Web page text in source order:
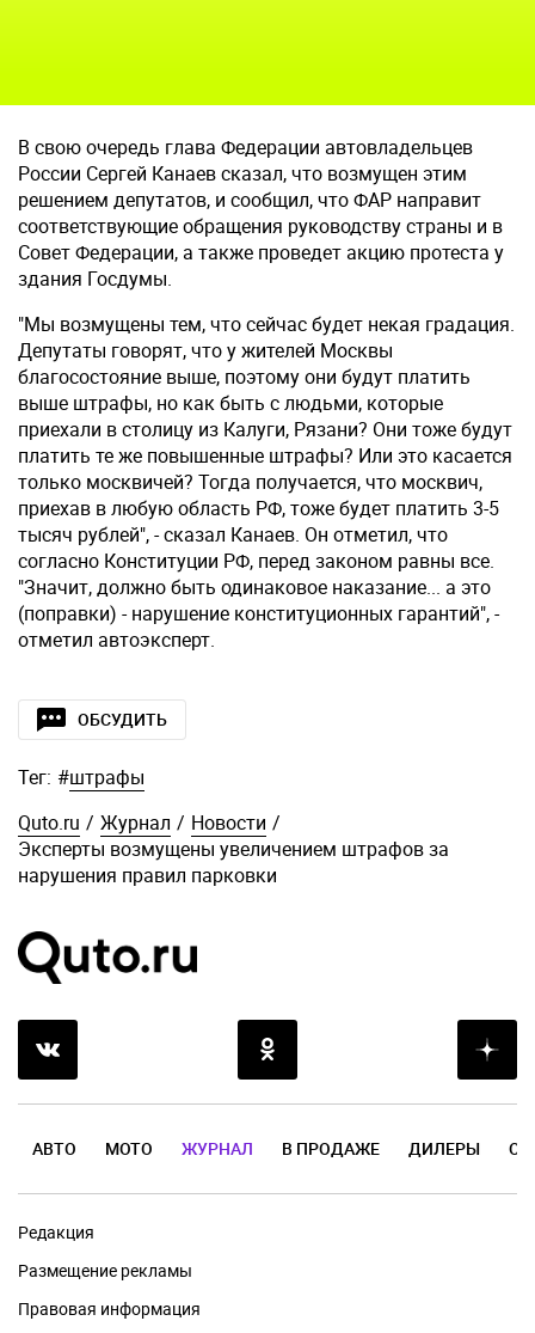
В свою очередь глава Федерации автовладельцев
России Сергей Канаев сказал, что возмущен этим
решением депутатов, и сообщил, что ФАР направит
соответствующие обращения руководству страны и в
Совет Федерации, а также проведет акцию протеста у
здания Госдумы.
"Мы возмущены тем, что сейчас будет некая градация.
Депутаты говорят, что у жителей Москвы
благосостояние выше, поэтому они будут платить
выше штрафы, но как быть с людьми, которые
приехали в столицу из Калуги, Рязани? Они тоже будут
платить те же повышенные штрафы? Или это касается
только москвичей? Тогда получается, что москвич,
приехав в любую область РФ, тоже будет платить 3-5
тысяч рублей", - сказал Канаев. Он отметил, что
согласно Конституции РФ, перед законом равны все.
"Значит, должно быть одинаковое наказание... а это
(поправки) - нарушение конституционных гарантий", -
отметил автоэксперт.
ОБСУДИТЬ
Тег: #штрафы
Quto.ru / Журнал / Новости /
Эксперты возмущены увеличением штрафов за
нарушения правил парковки
АВТО МОТО ЖУРНАЛ В ПРОДАЖЕ ДИЛЕРЫ
Редакция
Размещение рекламы
Правовая информация